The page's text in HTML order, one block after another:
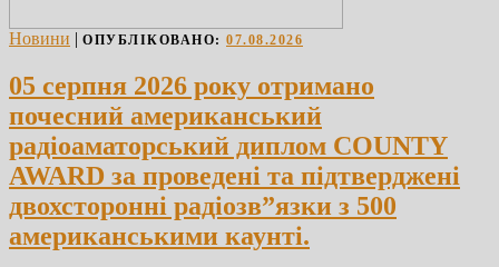
Новини | ОПУБЛІКОВАНО: 07.08.2026
05 серпня 2026 року отримано
почесний американський
радіоаматорський диплом COUNTY
AWARD за проведені та підтверджені
двохсторонні радіозв”язки з 500
американськими каунті.